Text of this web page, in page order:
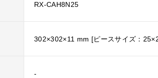
RX-CAH8N25
302×302×11 mm [ピースサイズ：
-